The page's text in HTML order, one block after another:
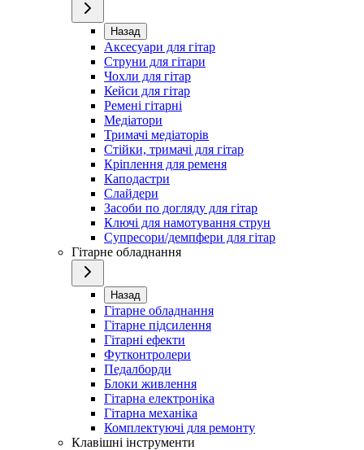
Назад
Аксесуари для гітар
Струни для гітари
Чохли для гітар
Кейси для гітар
Ремені гітарні
Медіатори
Тримачі медіаторів
Стійки, тримачі для гітар
Кріплення для ременя
Каподастри
Слайдери
Засоби по догляду для гітар
Ключі для намотування струн
Супресори/демпфери для гітар
Гітарне обладнання
Назад
Гітарне обладнання
Гітарне підсилення
Гітарні ефекти
Футконтролери
Педалборди
Блоки живлення
Гітарна електроніка
Гітарна механіка
Комплектуючі для ремонту
Клавішні інструменти